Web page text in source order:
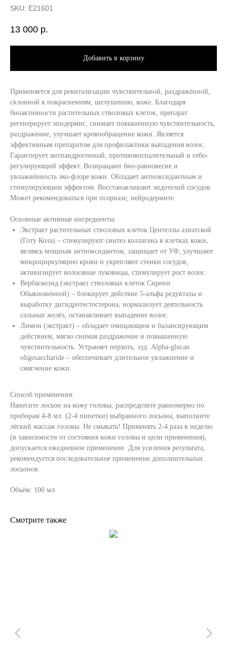
SKU: E21601
13 000 р.
Добавить в корзину
Применяется для ревитализации чувствительной, раздражённой,
склонной к покраснениям, шелушению, коже. Благодаря
биоактивности растительных стволовых клеток, препарат
регенерирует эпидермис, снимает повышенную чувствительность,
раздражение, улучшает кровообращение кожи. Является
эффективным препаратом для профилактики выпадения волос.
Гарантирует антиандрогенный, противовоспалительный и себо-
регулирующий эффект. Возвращают био-равновесие и
увлажнённость эко-флоре кожи. Обладает антиоксидантным и
стимулирующим эффектом. Восстанавливают эндотелий сосудов.
Может рекомендоваться при псориазе, нейродермите.
Основные активные ингредиенты:
Экстракт растительных стволовых клеток Центеллы азиатской
(Готу Кола) – стимулируют синтез коллагена в клетках кожи,
являясь мощным антиоксидантом, защищает от УФ, улучшают
микроциркуляцию крови и укрепляют стенки сосудов,
активизирует волосяные луковицы, стимулирует рост волос.
Вербаскозид (экстракт стволовых клеток Сирени
Обыкновенной) – блокирует действие 5-альфа редуктазы и
выработку дигидротестостерона, нормализует деятельность
сальных желёз, останавливает выпадение волос.
Лимон (экстракт) – обладает очищающим и балансирующим
действием, мягко снимая раздражение и повышенную
чувствительность. Устраняет перхоть, зуд. Alpha-glucan
oligosaccharide – обеспечивает длительное увлажнение и
смягчение кожи.
Способ применения:
Нанесите лосьон на кожу головы, распределите равномерно по
проборам 4-8 мл. (2-4 пипетки) выбранного лосьона, выполните
лёгкий массаж головы. Не смывать! Применять 2-4 раза в неделю
(в зависимости от состояния кожи головы и цели применения),
допускается ежедневное применение. Для усиления результата,
рекомендуется последовательное применение дополнительных
лосьонов.
Объём: 100 мл
Смотрите также